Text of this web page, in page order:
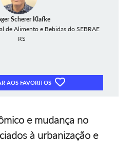
Scherer Klafke
de Alimento e Bebidas do SEBRAE
RS
AOS FAVORITOS
e mudança no
à urbanização e